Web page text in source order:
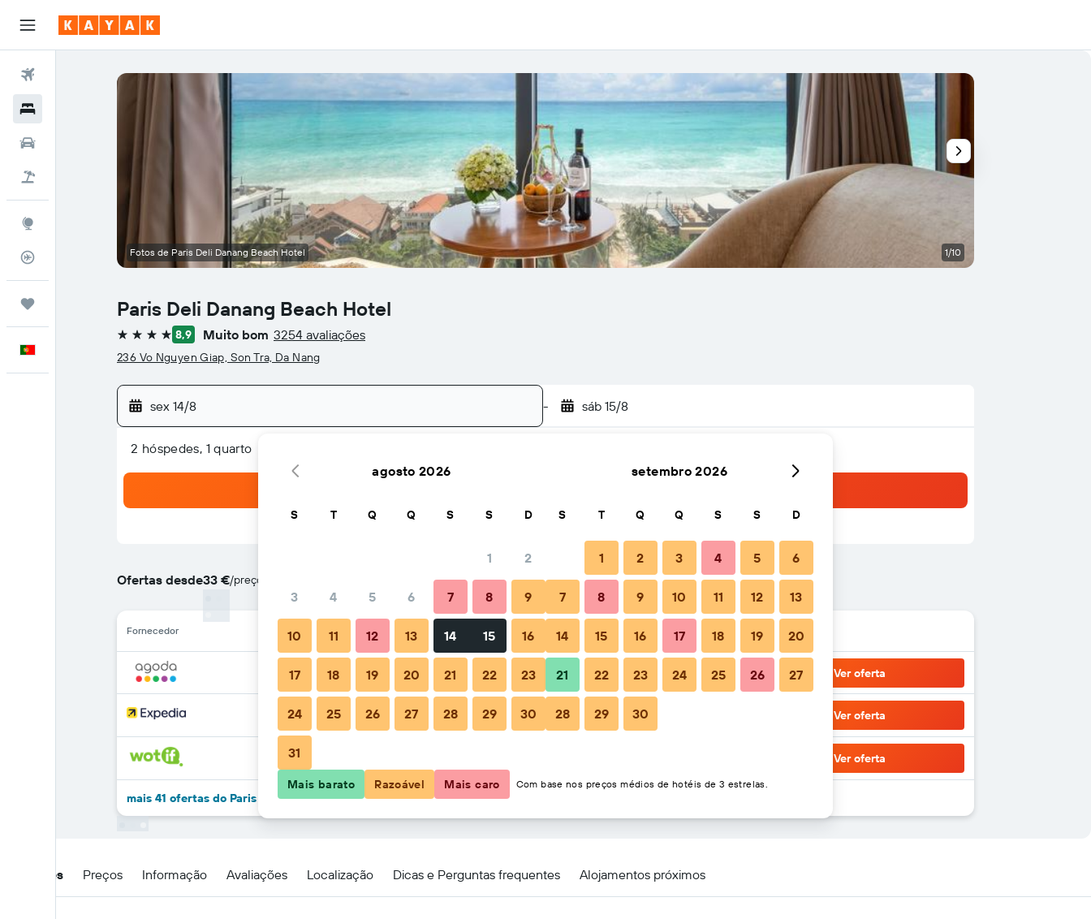
Monitorizador de voos
Paris Deli Danang Beach Hotel
4 estrelas 8,9 Muito bom 3254 avaliações
236 Vo Nguyen Giap, Son Tra, Da Nang
sex 14/8 - sáb 15/8
2 hóspedes, 1 quarto
Ofertas desde33 €/preço por noite mais barato(a)
Fornecedor Total por noite
33 € Ver oferta
34 € Ver oferta
Ver oferta
mais 41 ofertas do Paris Deli Danang Beach Hotel
Fotos de Paris Deli Danang Beach Hotel 1/10
Detalhes Preços Informação Avaliações Localização Dicas e Perguntas frequentes Alojamentos próximos
agosto 2026
S T Q Q S S D
1 2
3 4 5 6 7 8 9
10 11 12 13 14 15 16
17 18 19 20 21 22 23
24 25 26 27 28 29 30
31
setembro 2026
S T Q Q S S D
1 2 3 4 5 6
7 8 9 10 11 12 13
14 15 16 17 18 19 20
21 22 23 24 25 26 27
28 29 30
Mais barato Razoável Mais caro Com base nos preços médios de hotéis de 3 estrelas.